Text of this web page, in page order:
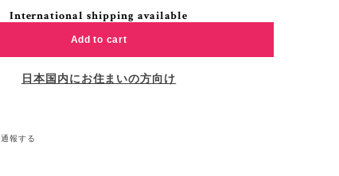
International shipping available
Add to cart
日本国内にお住まいの方向け
通報する